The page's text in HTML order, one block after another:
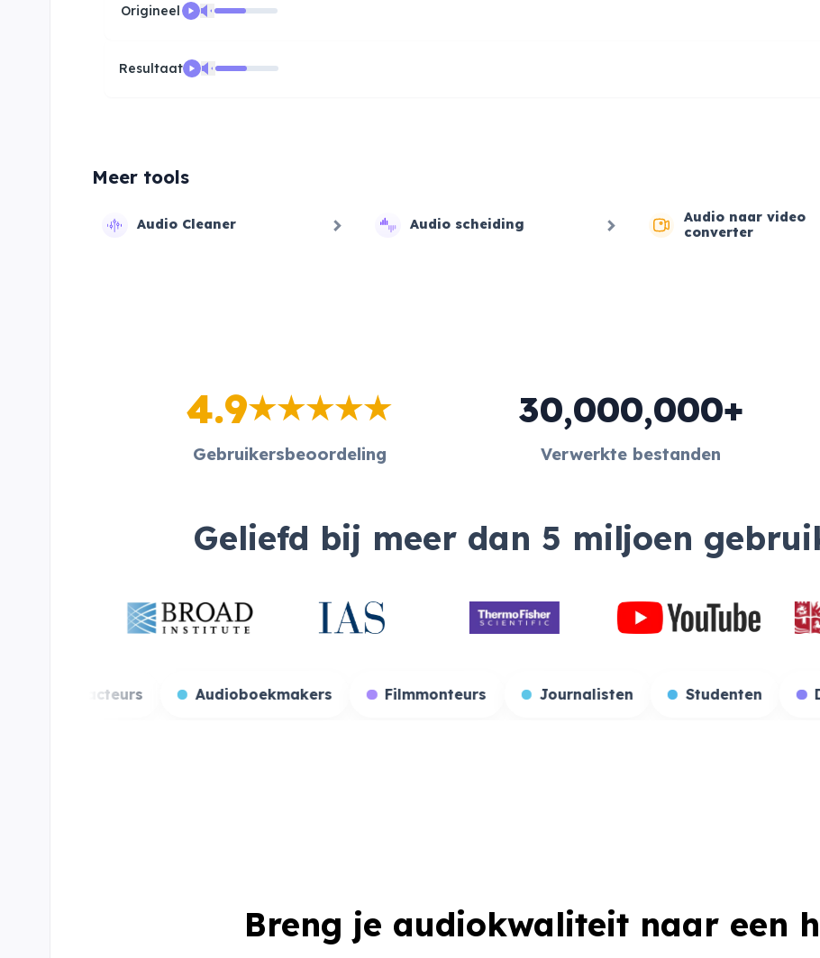
Origineel
Resultaat
Meer tools
Audio Cleaner Audio scheiding
Audio naar video
converter
4.9
Gebruikersbeoordeling
30,000,000+
Verwerkte bestanden
Geliefd bij meer dan 5 miljoen
Stemacteurs Audioboekmakers Filmmonteurs Journalisten
Breng je audiokwaliteit naar een